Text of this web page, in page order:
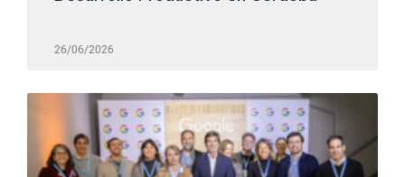
26/06/2026